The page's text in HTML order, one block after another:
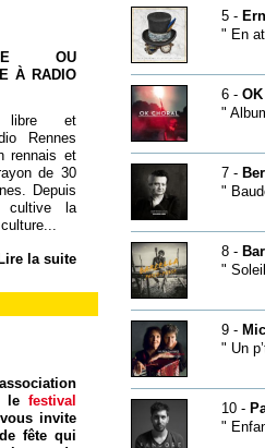
OU
À RADIO
libre et
Rennes
rennais et
de 30
Depuis
cultive la
la suite
le festival
vous invite
fête qui
5 -
" En
6 -
"
7 -
"
8 -
"
9 -
" Un
10 -
"